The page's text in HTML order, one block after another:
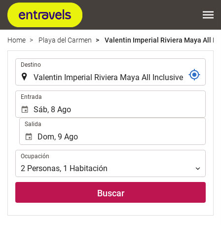
Home Playa del Carmen Valentin Imperial Riviera Maya All
Destino
Entrada
Salida
Ocupación
Ocupación
2 Personas, 1 Habitación
Buscar